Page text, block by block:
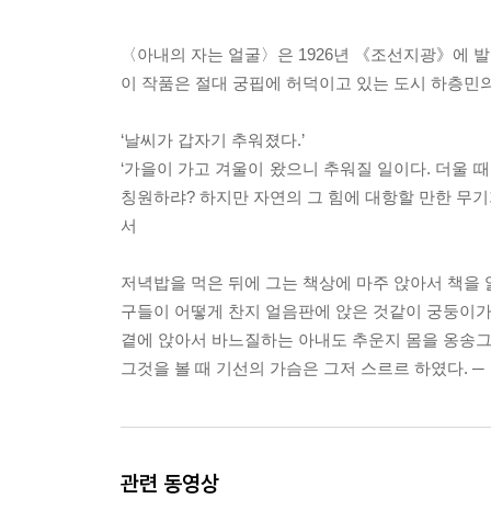
〈아내의 자는 얼굴〉은 1926년 《조선지광》에
이 작품은 절대 궁핍에 허덕이고 있는 도시 하층
‘날씨가 갑자기 추워졌다.’
‘가을이 가고 겨울이 왔으니 추워질 일이다. 더울
칭원하랴? 하지만 자연의 그 힘에 대항할 만한 무
서
저녁밥을 먹은 뒤에 그는 책상에 마주 앉아서 책을
구들이 어떻게 찬지 얼음판에 앉은 것같이 궁둥이
곁에 앉아서 바느질하는 아내도 추운지 몸을 옹송
그것을 볼 때 기선의 가슴은 그저 스르르 하였다.
관련 동영상